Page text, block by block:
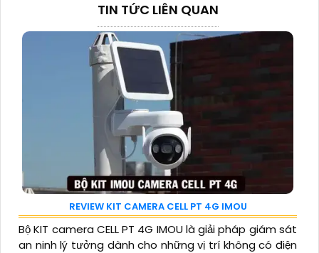
TIN TỨC LIÊN QUAN
REVIEW KIT CAMERA CELL PT 4G IMOU
Bộ KIT camera CELL PT 4G IMOU là giải pháp giám sát
an ninh lý tưởng dành cho những vị trí không có điện